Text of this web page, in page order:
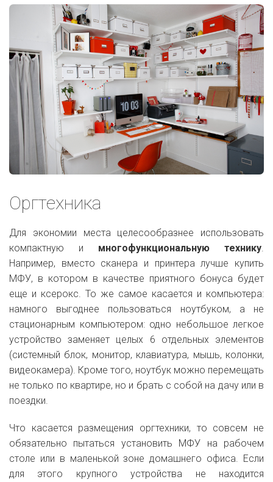
Оргтехника
Для экономии места целесообразнее использовать
компактную и многофункциональную технику
Например, вместо сканера и принтера лучше купить
МФУ, в котором в качестве приятного бонуса будет
еще и ксерокс. То же самое касается и компьютера:
намного выгоднее пользоваться ноутбуком, а не
стационарным компьютером: одно небольшое легкое
устройство заменяет целых 6 отдельных элементов
(системный блок, монитор, клавиатура, мышь, колонки,
видеокамера). Кроме того, ноутбук можно перемещать
не только по квартире, но и брать с собой на дачу или в
поездки.
Что касается размещения оргтехники, то совсем не
обязательно пытаться установить МФУ на рабочем
столе или в маленькой зоне домашнего офиса. Если
для этого крупного устройства не находится